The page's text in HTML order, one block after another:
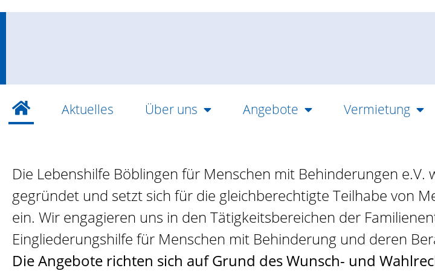
Aktuelles Über uns Angebote Vermietung
Die Lebenshilfe Böblingen für Menschen mit Behinderungen
gegründet und setzt sich für die gleichberechtigte Teilhabe von
ein. Wir engagieren uns in den Tätigkeitsbereichen der
Eingliederungshilfe für Menschen mit Behinderung und deren
Die Angebote richten sich auf Grund des Wunsch- und